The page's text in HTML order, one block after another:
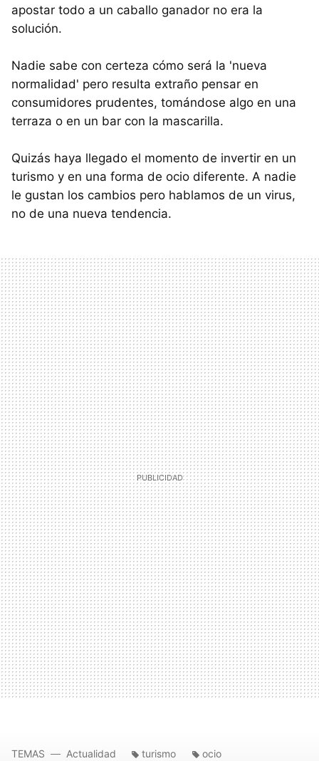
apostar todo a un caballo ganador no era la
solución.
Nadie sabe con certeza cómo será la 'nueva
normalidad' pero resulta extraño pensar en
consumidores prudentes, tomándose algo en una
terraza o en un bar con la mascarilla.
Quizás haya llegado el momento de invertir en un
turismo y en una forma de ocio diferente. A nadie
le gustan los cambios pero hablamos de un virus,
no de una nueva tendencia.
TEMAS Actualidad turismo ocio